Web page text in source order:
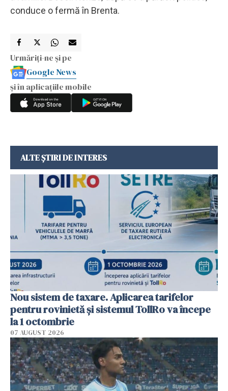
conduce o fermă în Brenta.
Urmăriți-ne și pe
Google News
și în aplicațiile mobile
ALTE ȘTIRI DE INTERES
Nou sistem de taxare. Aplicarea tarifelor
pentru rovinietă şi sistemul TollRo va începe
la 1 octombrie
07 AUGUST 2026